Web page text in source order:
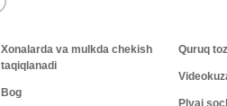
Xonalarda va mulkda chekish
taqiqlanadi
Bog
Quruq
Plyaj